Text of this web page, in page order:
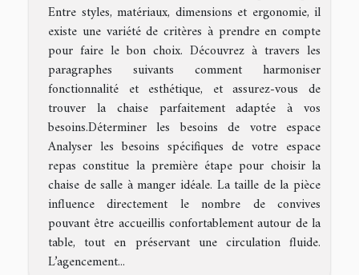
Entre styles, matériaux, dimensions et ergonomie, il
existe une variété de critères à prendre en compte
pour faire le bon choix. Découvrez à travers les
paragraphes suivants comment harmoniser
fonctionnalité et esthétique, et assurez-vous de
trouver la chaise parfaitement adaptée à vos
besoins.Déterminer les besoins de votre espace
Analyser les besoins spécifiques de votre espace
repas constitue la première étape pour choisir la
chaise de salle à manger idéale. La taille de la pièce
influence directement le nombre de convives
pouvant être accueillis confortablement autour de la
table, tout en préservant une circulation fluide.
L’agencement...